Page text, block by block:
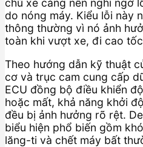
chủ xe càng nên nghi ngờ
do nóng máy. Kiểu lỗi này
thông thường vì nó ảnh
toàn khi vượt xe, đi cao
Theo hướng dẫn kỹ thuật
cơ và trục cam cung cấp
ECU đồng bộ điều khiển
hoặc mất, khả năng khởi
đều bị ảnh hưởng rõ rệt.
biểu hiện phổ biến gồm
lăng-ti và chết máy bất